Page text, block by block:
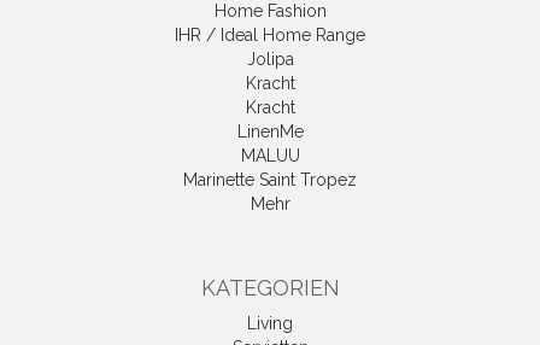
Home Fashion
IHR / Ideal Home Range
Jolipa
Kracht
Kracht
LinenMe
MALUU
Marinette Saint Tropez
Mehr
KATEGORIEN
Living